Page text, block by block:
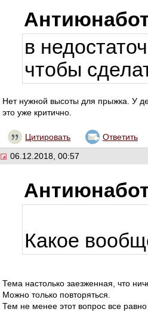
в
чтобы
Нет нужной высоты для прыжка. У
это уже критично.
Цитировать Ответить
06.12.2018, 00:57
Какое
Тема настолько заезженная, что
Можно только повторяться.
Тем не менее этот вопрос все